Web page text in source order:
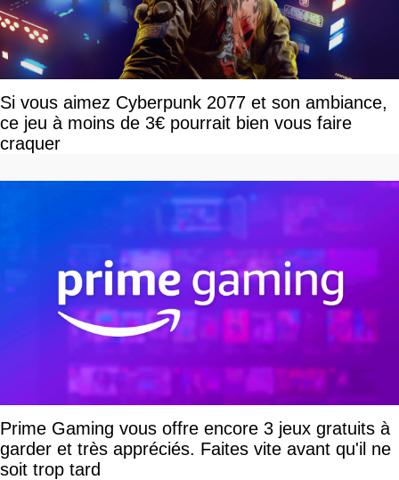
Si vous aimez Cyberpunk 2077 et son ambiance,
ce jeu à moins de 3€ pourrait bien vous faire
craquer
Prime Gaming vous offre encore 3 jeux gratuits à
garder et très appréciés. Faites vite avant qu'il ne
soit trop tard